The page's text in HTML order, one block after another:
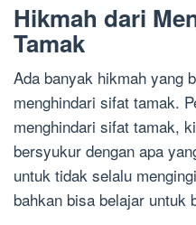
Hikmah dari
Tamak
Ada banyak hikmah yang
menghindari sifat tamak.
menghindari sifat tamak,
bersyukur dengan apa
untuk tidak selalu
bahkan bisa belajar untuk